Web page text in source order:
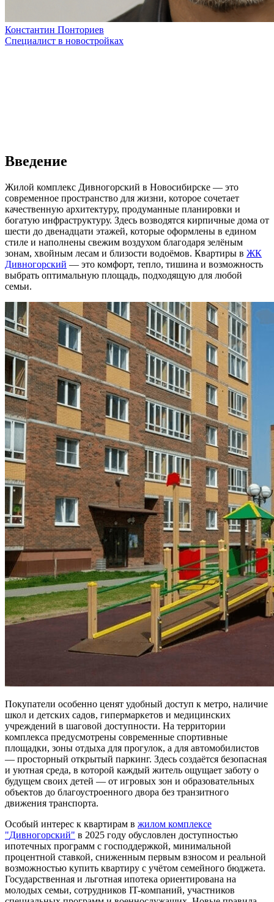
Константин Понториев
Специалист в новостройках
Введение
Жилой комплекс Дивногорский в Новосибирске — это
современное пространство для жизни, которое сочетает
качественную архитектуру, продуманные планировки и
богатую инфраструктуру. Здесь возводятся кирпичные дома от
шести до двенадцати этажей, которые оформлены в едином
стиле и наполнены свежим воздухом благодаря зелёным
зонам, хвойным лесам и близости водоёмов. Квартиры в ЖК
Дивногорский — это комфорт, тепло, тишина и возможность
выбрать оптимальную площадь, подходящую для любой
семьи.
Покупатели особенно ценят удобный доступ к метро, наличие
школ и детских садов, гипермаркетов и медицинских
учреждений в шаговой доступности. На территории
комплекса предусмотрены современные спортивные
площадки, зоны отдыха для прогулок, а для автомобилистов
— просторный открытый паркинг. Здесь создаётся безопасная
и уютная среда, в которой каждый житель ощущает заботу о
будущем своих детей — от игровых зон и образовательных
объектов до благоустроенного двора без транзитного
движения транспорта.
Особый интерес к квартирам в жилом комплексе
"Дивногорский" в 2025 году обусловлен доступностью
ипотечных программ с господдержкой, минимальной
процентной ставкой, сниженным первым взносом и реальной
возможностью купить квартиру с учётом семейного бюджета.
Государственная и льготная ипотека ориентирована на
молодых семьи, сотрудников IT-компаний, участников